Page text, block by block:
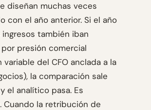
diseñan muchas veces
con el año anterior. Si el año
también iban
presión comercial
del CFO anclada a la
la comparación sale
el analítico pasa. Es
Cuando la retribución de